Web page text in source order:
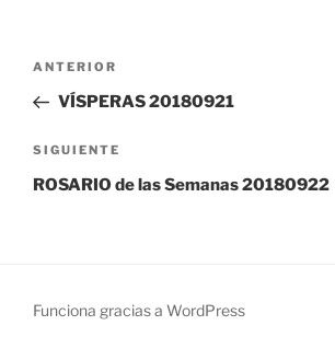
Navegación
entradas
Entrada
anterior:
ANTERIOR
VÍSPERAS 20180921
Siguiente
entrada
SIGUIENTE
ROSARIO de las Semanas 20180922
Funciona gracias a WordPress